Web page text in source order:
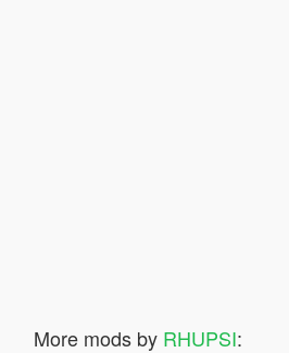
More mods by RHUPSI: